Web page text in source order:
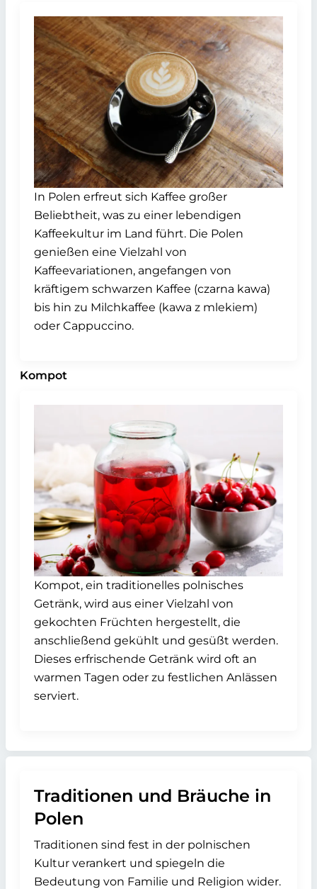
In Polen erfreut sich Kaffee großer
Beliebtheit, was zu einer lebendigen
Kaffeekultur im Land führt. Die Polen
genießen eine Vielzahl von
Kaffeevariationen, angefangen von
kräftigem schwarzen Kaffee (czarna kawa)
bis hin zu Milchkaffee (kawa z mlekiem)
oder Cappuccino.
Kompot
Kompot, ein traditionelles polnisches
Getränk, wird aus einer Vielzahl von
gekochten Früchten hergestellt, die
anschließend gekühlt und gesüßt werden.
Dieses erfrischende Getränk wird oft an
warmen Tagen oder zu festlichen Anlässen
serviert.
Traditionen und Bräuche in
Polen
Traditionen sind fest in der polnischen
Kultur verankert und spiegeln die
Bedeutung von Familie und Religion wider.